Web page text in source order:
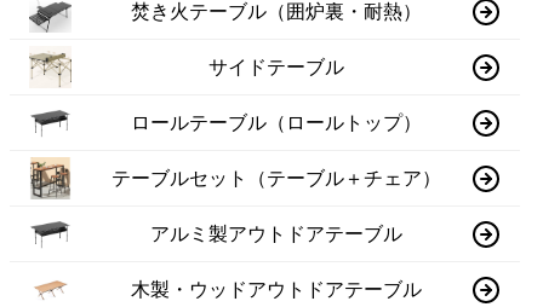
焚き火テーブル（囲炉裏・耐熱）
サイドテーブル
ロールテーブル（ロールトップ）
テーブルセット（テーブル＋チェア）
アルミ製アウトドアテーブル
木製・ウッドアウトドアテーブル